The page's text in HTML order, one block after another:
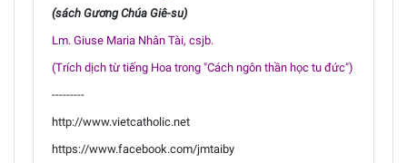
(sách Gương Chúa Giê-su)
Lm. Giuse Maria Nhân Tài, csjb.
(Trích dịch từ tiếng Hoa trong "Cách ngôn thần học tu đức")
---------
http://www.vietcatholic.net
https://www.facebook.com/jmtaiby